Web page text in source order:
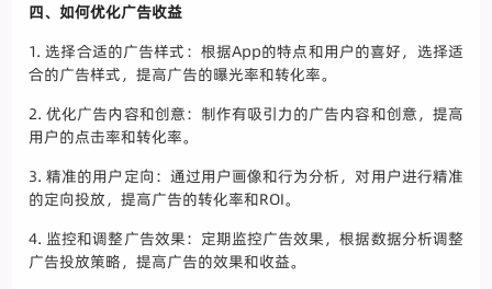
四、如何优化广告收益
1. 选择合适的广告样式：根据App的特点和用户的喜好，选择适
合的广告样式，提高广告的曝光率和转化率。
2. 优化广告内容和创意：制作有吸引力的广告内容和创意，提高
用户的点击率和转化率。
3. 精准的用户定向：通过用户画像和行为分析，对用户进行精准
的定向投放，提高广告的转化率和ROI。
4. 监控和调整广告效果：定期监控广告效果，根据数据分析调整
广告投放策略，提高广告的效果和收益。